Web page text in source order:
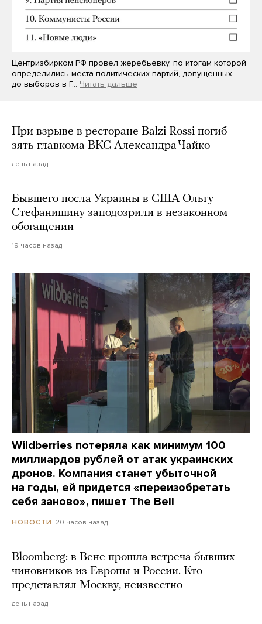
Центризбирком РФ провел жеребьевку, по итогам которой
определились места политических партий, допущенных
до выборов в Г… Читать дальше
При взрыве в ресторане Balzi Rossi погиб
зять главкома ВКС Александра Чайко
день назад
Бывшего посла Украины в США Ольгу
Стефанишину заподозрили в незаконном
обогащении
19 часов назад
Wildberries потеряла как минимум 100
миллиардов рублей от атак украинских
дронов. Компания станет убыточной
на годы, ей придется «переизобретать
себя заново», пишет The Bell
НОВОСТИ 20 часов назад
Bloomberg: в Вене прошла встреча бывших
чиновников из Европы и России. Кто
представлял Москву, неизвестно
день назад